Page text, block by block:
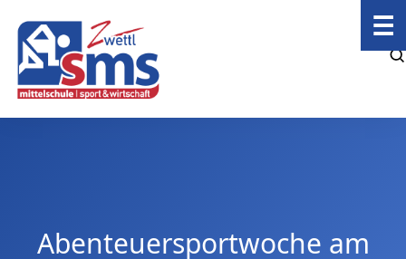
☰
Abenteuersportwoche am